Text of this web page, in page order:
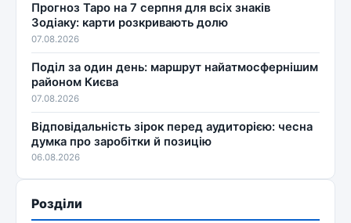
Прогноз Таро на 7 серпня для всіх знаків
Зодіаку: карти розкривають долю
07.08.2026
Поділ за один день: маршрут найатмосфернішим
районом Києва
07.08.2026
Відповідальність зірок перед аудиторією: чесна
думка про заробітки й позицію
06.08.2026
Розділи